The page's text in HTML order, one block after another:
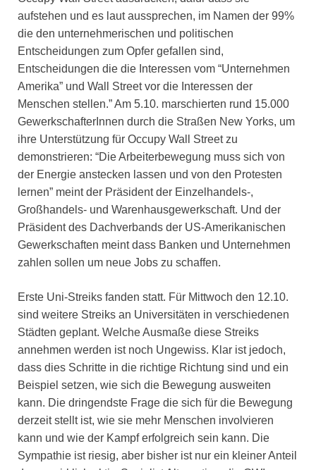
aufstehen und es laut aussprechen, im Namen der 99%
die den unternehmerischen und politischen
Entscheidungen zum Opfer gefallen sind,
Entscheidungen die die Interessen vom “Unternehmen
Amerika” und Wall Street vor die Interessen der
Menschen stellen.” Am 5.10. marschierten rund 15.000
GewerkschafterInnen durch die Straßen New Yorks, um
ihre Unterstützung für Occupy Wall Street zu
demonstrieren: “Die Arbeiterbewegung muss sich von
der Energie anstecken lassen und von den Protesten
lernen” meint der Präsident der Einzelhandels-,
Großhandels- und Warenhausgewerkschaft. Und der
Präsident des Dachverbands der US-Amerikanischen
Gewerkschaften meint dass Banken und Unternehmen
zahlen sollen um neue Jobs zu schaffen.
Erste Uni-Streiks fanden statt. Für Mittwoch den 12.10.
sind weitere Streiks an Universitäten in verschiedenen
Städten geplant. Welche Ausmaße diese Streiks
annehmen werden ist noch Ungewiss. Klar ist jedoch,
dass dies Schritte in die richtige Richtung sind und ein
Beispiel setzen, wie sich die Bewegung ausweiten
kann. Die dringendste Frage die sich für die Bewegung
derzeit stellt ist, wie sie mehr Menschen involvieren
kann und wie der Kampf erfolgreich sein kann. Die
Sympathie ist riesig, aber bisher ist nur ein kleiner Anteil